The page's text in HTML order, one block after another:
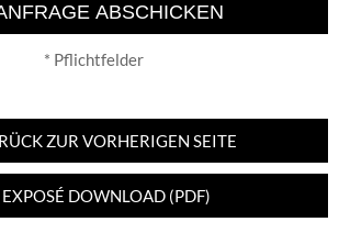
ABSCHICKEN
* Pflichtfelder
ZUR VORHERIGEN SEITE
EXPOSÉ DOWNLOAD (PDF)